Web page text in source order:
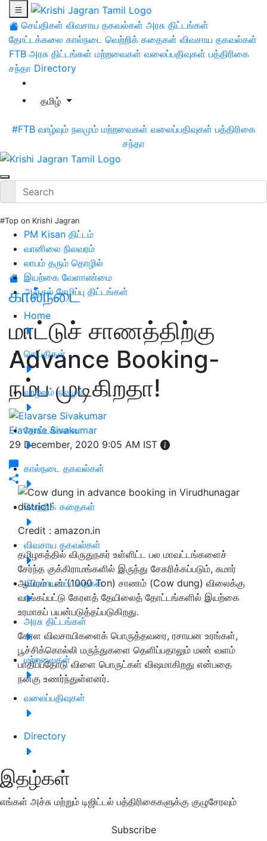
செய்திகள் விவசாய தகவல்கள் அரசு திட்டங்கள்
தோட்டக்கலை கால்நடை வெற்றிக் கதைகள் விவசாய தகவல்கள்
FTB அரசு திட்டங்கள் மற்றவைகள் வலைப்பதிவுகள் பத்திரிகை
சந்தா Directory
தமிழ்
#FTB வாழ்வும் நலமும் மற்றவைகள் வலைப்பதிவுகள் பத்திரிகை
சந்தா
#Top on Krishi Jagran
PM Kisan திட்டம்
வானிலை நிலவரம்
லாபம் தரும் தொழில்
இயற்கை வேளாண்மை
அஞ்சல் சேமிப்பு திட்டங்கள்
Home
செய்திகள்
வாழ்வும் நலமும்
தோட்டக்கலை
கால்நடை தகவல்கள்
வெற்றிக் கதைகள்
விவசாய தகவல்கள்
விவசாய பட்டறைகள்
அரசு திட்டங்கள்
மற்றவைகள்
வலைப்பதிவுகள்
Directory
இதழ்கள்
எங்கள் அச்சு மற்றும் டிஜிட்டல் பத்திரிகைகளுக்கு குழுசேரவும்
Subscribe
கால்நடை
மாட்டுச் சாணத்திற்கு
Advance Booking-
நம்ப முடிகிறதா!
Elavarse Sivakumar
29 December, 2020 9:05 AM IST
Credit : amazon.in
தமிழகத்தில் விருதுநகர் உள்ளிட்ட பல மாவட்டங்களைச்
சேர்ந்த குக்கிராமங்களில் இருந்து சேகரிக்கப்படும், சுமார்
ஆயிரம் டன் (1000 Ton) சாணம் (Cow dung) விலைக்கு
வாங்கப்பட்டு கேரளத் தேயிலைத் தோட்டங்களில் இயற்கை
உரமாகப் பயன்படுத்தப்படுகிறது.
கேரள விவசாயிகளைக் பொருத்தவரை, ரசாயன உரங்கள்,
பூச்சிக்கொல்லி மருந்துகளை தெளிப்பதாலும் மண் வளம்
பாதிப்பதோடு விளை பொருட்கள் விஷமாகிறது என்பதை
நன்கு உணர்ந்துள்ளனர்.